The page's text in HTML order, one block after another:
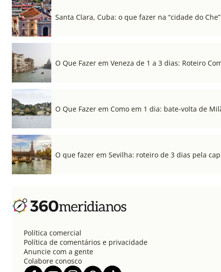
Santa Clara, Cuba: o que fazer na “cidade do Che”
O Que Fazer em Veneza de 1 a 3 dias: Roteiro
O Que Fazer em Como em 1 dia: bate-volta de
O que fazer em Sevilha: roteiro de 3 dias pela
Política comercial
Política de comentários e privacidade
Anuncie com a gente
Colabore conosco